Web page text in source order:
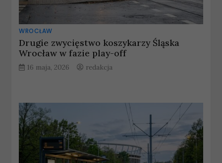
WROCŁAW
Drugie zwycięstwo koszykarzy Śląska
Wrocław w fazie play-off
16 maja, 2026 redakcja